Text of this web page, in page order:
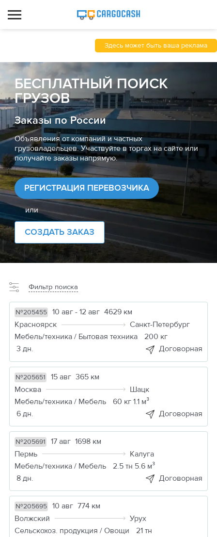
Здесь может быть ваша реклама
БЕСПЛАТНЫЙ ПОИСК
ГРУЗОВ
Заказы по России
Объявления от компаний и частных
грузовладельцев. Участвуйте в торгах на сайте или
получайте заказы напрямую.
РЕГИСТРАЦИЯ ПЕРЕВОЗЧИКА
или
СОЗДАТЬ ЗАКАЗ
Фильтр поиска
№205455 10 авг - 12 авг 4629 км
Красноярск
Санкт-Петербург
Мебель/техника / Бытовая техника
200 кг
3 дн.
Договорная
№205651 15 авг 365 км
Москва
Шацк
Мебель/техника / Мебель
60 кг 1.1 м³
6 дн.
Договорная
№205691 17 авг 1698 км
Пермь
Калуга
Мебель/техника / Мебель
2.5 тн 5.6 м³
8 дн.
Договорная
№205695 10 авг 774 км
Волжский
Урух
Сельскохоз. продукция / Овощи
21 тн